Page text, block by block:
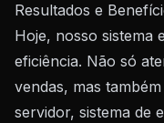
Resultados e
Hoje, nosso sistema
eficiência. Não só
vendas, mas
servidor, sistema de